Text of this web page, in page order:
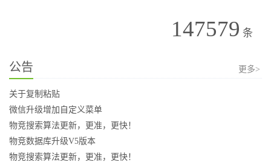
147579 条
公告 更多>
关于复制粘贴
微信升级增加自定义菜单
物竞搜索算法更新，更准，更快！
物竞数据库升级V5版本
物竞搜索算法更新，更准，更快！